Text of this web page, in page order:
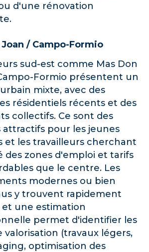
d'une rénovation
Joan / Campo-Formio
sud-est comme Mas Don
Formio présentent un
mixte, avec des
résidentiels récents et des
collectifs. Ce sont des
attractifs pour les jeunes
et les travailleurs cherchant
des zones d'emploi et tarifs
que le centre. Les
modernes ou bien
y trouvent rapidement
une estimation
permet d'identifier les
valorisation (travaux légers,
optimisation des